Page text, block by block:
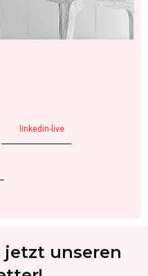
linkedin-live
jetzt unseren